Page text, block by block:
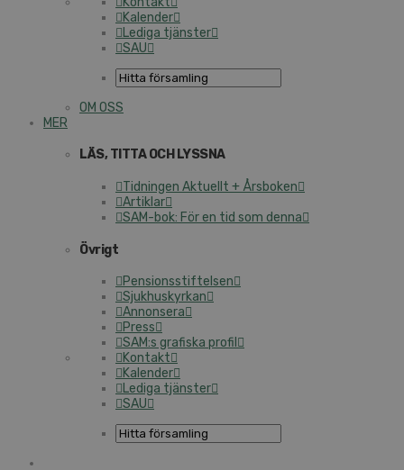
Kalender
Lediga tjänster
SAU
OM OSS
MER
LÄS, TITTA OCH LYSSNA
Tidningen Aktuellt + Årsboken
Artiklar
SAM-bok: För en tid som denna
Övrigt
Pensionsstiftelsen
Sjukhuskyrkan
Annonsera
Press
SAM:s grafiska profil
Kontakt
Kalender
Lediga tjänster
SAU